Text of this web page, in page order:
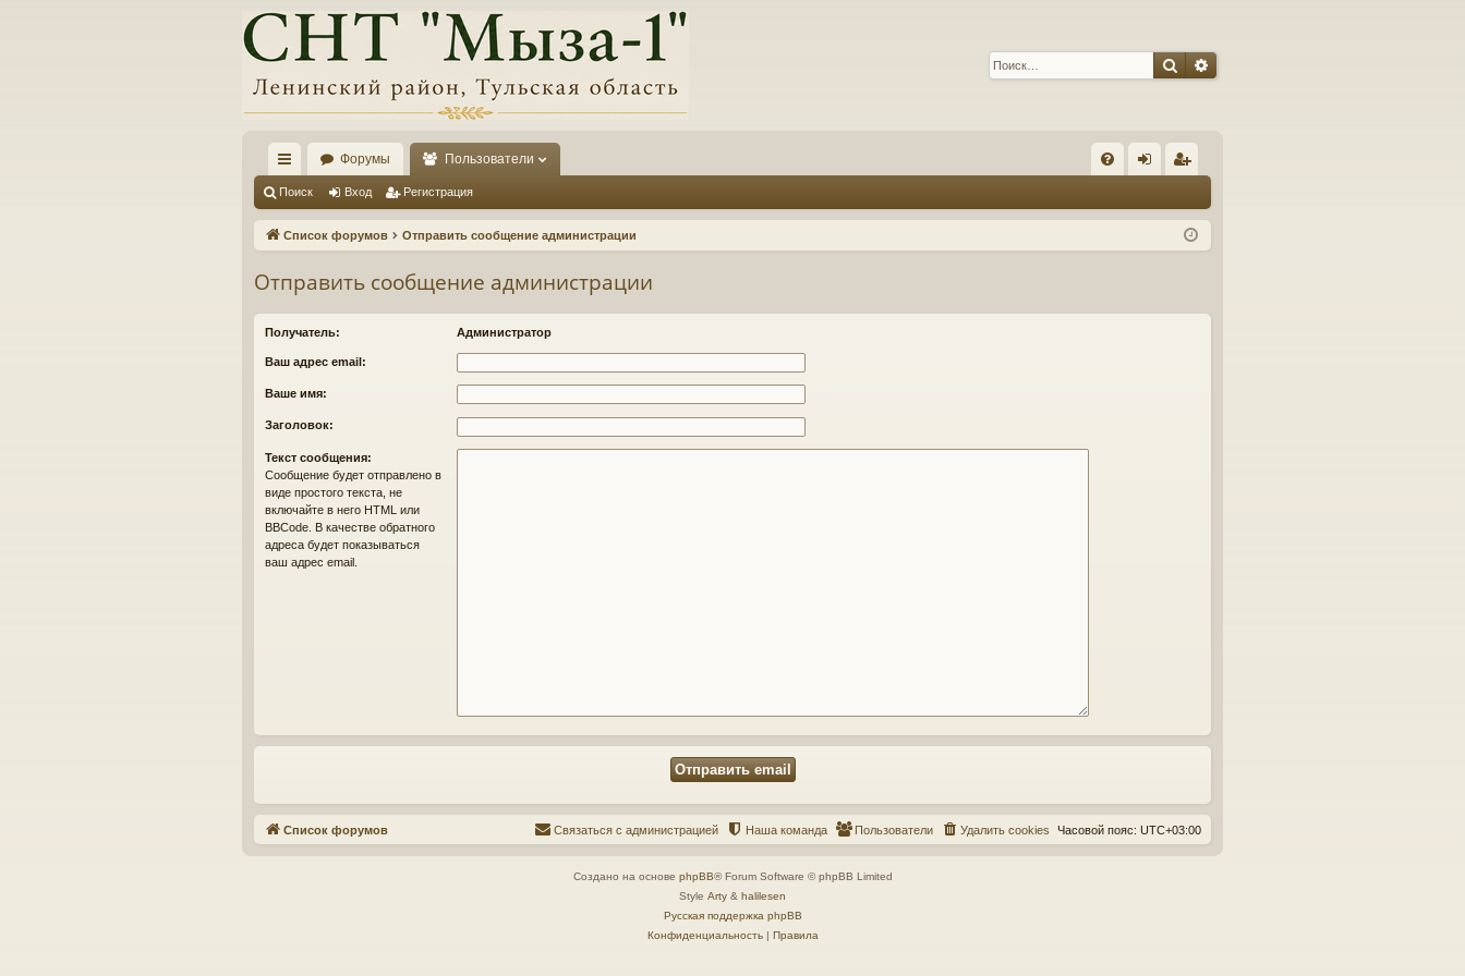
ПоискРасширенный поиск
с
ы
и
Форумы Пользователи
Q д ис
Поиск Вход Регистрация
Список форумов Отправить сообщение администрации
Отправить сообщение администрации
Получатель: Администратор
Ваш адрес email:
Ваше имя:
Заголовок:
Текст сообщения:
Сообщение будет отправлено в
виде простого текста, не
включайте в него HTML или
BBCode. В качестве обратного
адреса будет показываться
ваш адрес email.
Список форумов Часовой пояс: UTC+03:00
Удалить cookies
Пользователи
Наша команда
Связаться с администрацией
Создано на основе phpBB® Forum Software © phpBB Limited
Style Arty & halilesen
Русская поддержка phpBB
Конфиденциальность| Правила